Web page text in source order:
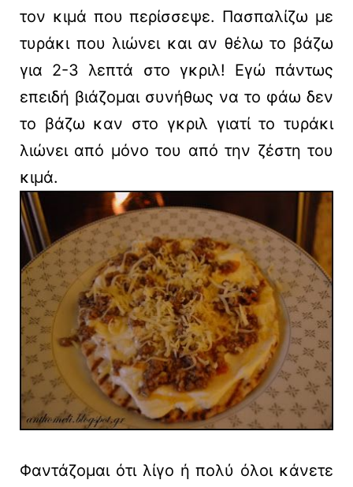
τον κιμά που περίσσεψε. Πασπαλίζω με
τυράκι που λιώνει και αν θέλω το βάζω
για 2-3 λεπτά στο γκριλ! Εγώ πάντως
επειδή βιάζομαι συνήθως να το φάω δεν
το βάζω καν στο γκριλ γιατί το τυράκι
λιώνει από μόνο του από την ζέστη του
κιμά.
Φαντάζομαι ότι λίγο ή πολύ όλοι κάνετε